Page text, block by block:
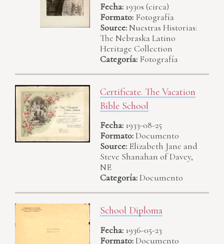
Fecha: 1930s (circa)
Formato: Fotografía
Source:Nuestras Historias:
The Nebraska Latino
Heritage Collection
Categoría: Fotografía
Certificate. The Vacation
Bible School
Fecha: 1933-08-25
Formato:Documento
Source: Elizabeth Jane and
Steve Shanahan of Davey,
NE
Categoría:Documento
School Diploma
Fecha: 1936-05-23
Formato:Documento